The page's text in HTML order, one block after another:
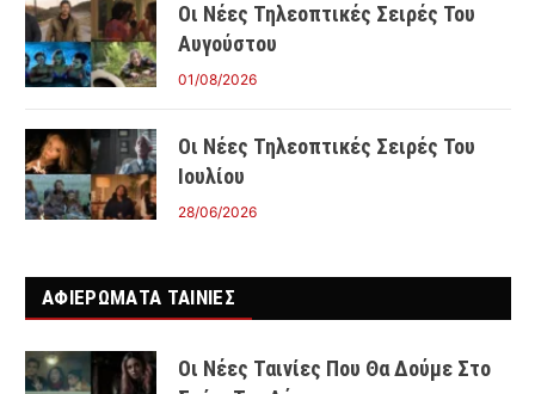
Οι Νέες Τηλεοπτικές Σειρές Του
Αυγούστου
01/08/2026
Οι Νέες Τηλεοπτικές Σειρές Του
Ιουλίου
28/06/2026
ΑΦΙΕΡΩΜΑΤΑ ΤΑΙΝΊΕΣ
Οι Νέες Ταινίες Που Θα Δούμε Στο